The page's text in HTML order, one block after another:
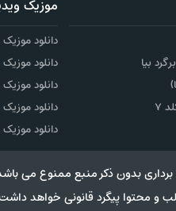
بیا
۷
موزیک
دانلود
دانلود
دانلود
دانلود
دانلود
بدون ذکر منبع ممنوع می